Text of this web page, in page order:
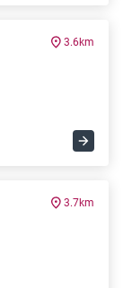
3.6km
3.7km